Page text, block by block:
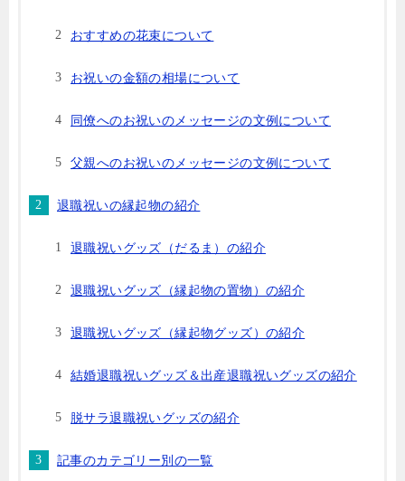
おすすめの花束について
お祝いの金額の相場について
同僚へのお祝いのメッセージの文例について
父親へのお祝いのメッセージの文例について
退職祝いの縁起物の紹介
退職祝いグッズ（だるま）の紹介
退職祝いグッズ（縁起物の置物）の紹介
退職祝いグッズ（縁起物グッズ）の紹介
結婚退職祝いグッズ＆出産退職祝いグッズの紹介
脱サラ退職祝いグッズの紹介
記事のカテゴリー別の一覧